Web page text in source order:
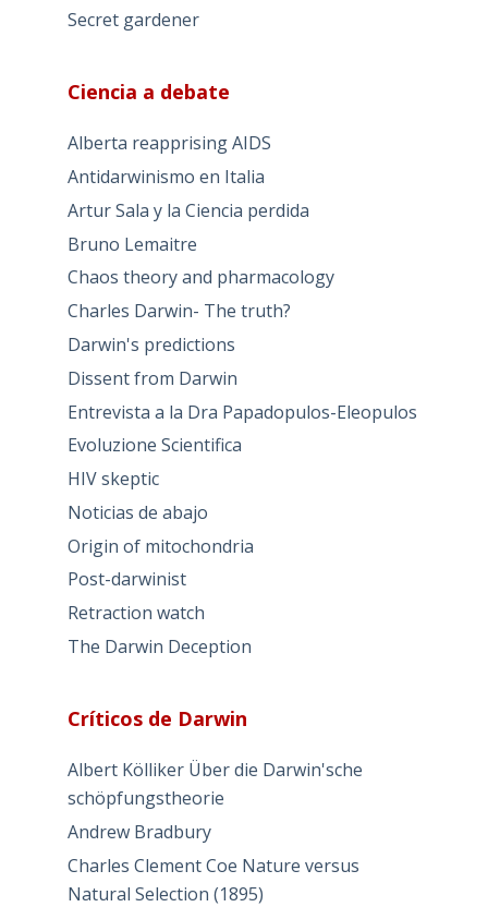
Secret gardener
Ciencia a debate
Alberta reapprising AIDS
Antidarwinismo en Italia
Artur Sala y la Ciencia perdida
Bruno Lemaitre
Chaos theory and pharmacology
Charles Darwin- The truth?
Darwin's predictions
Dissent from Darwin
Entrevista a la Dra Papadopulos-Eleopulos
Evoluzione Scientifica
HIV skeptic
Noticias de abajo
Origin of mitochondria
Post-darwinist
Retraction watch
The Darwin Deception
Críticos de Darwin
Albert Kölliker Über die Darwin'sche
schöpfungstheorie
Andrew Bradbury
Charles Clement Coe Nature versus
Natural Selection (1895)